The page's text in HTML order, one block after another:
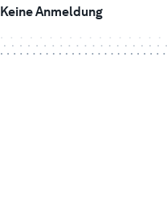
Keine Anmeldung